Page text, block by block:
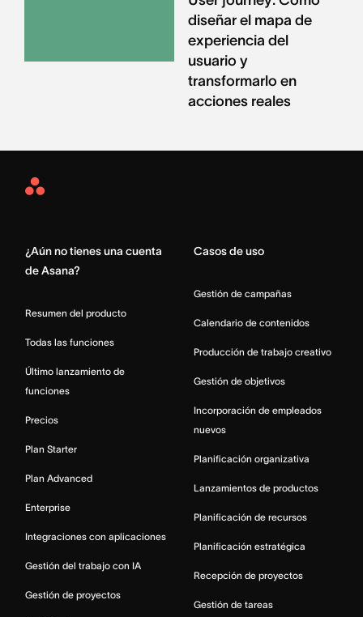
diseñar el mapa de
experiencia del
usuario y
transformarlo en
acciones reales
Asana
¿Aún no tienes una cuenta
de Asana?
Resumen del producto
Todas las funciones
Último lanzamiento de
funciones
Precios
Plan Starter
Plan Advanced
Enterprise
Integraciones con aplicaciones
Gestión del trabajo con IA
Gestión de proyectos
Casos de uso
Gestión de campañas
Calendario de contenidos
Producción de trabajo creativo
Gestión de objetivos
Incorporación de empleados
nuevos
Planificación organizativa
Lanzamientos de productos
Planificación de recursos
Planificación estratégica
Recepción de proyectos
Gestión de tareas